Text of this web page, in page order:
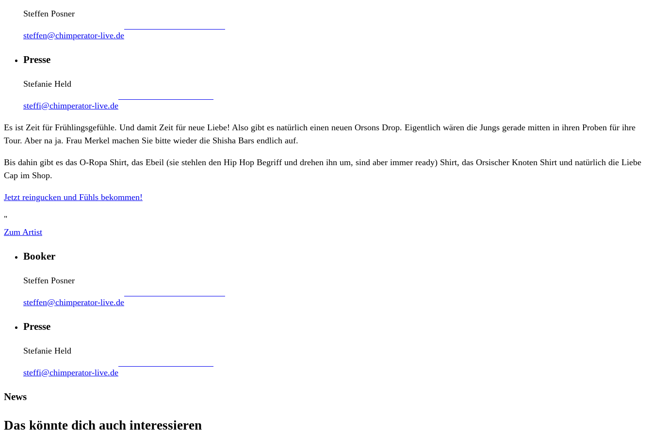
Steffen Posner
steffen@chimperator-live.de
Presse
Stefanie Held
steffi@chimperator-live.de
Es ist Zeit für Frühlingsgefühle. Und damit Zeit für neue Liebe! Also gibt es natürlich einen neuen Orsons Drop. Eigentlich wären die Jungs gerade mitten in ihren Proben für ihre
Tour. Aber na ja. Frau Merkel machen Sie bitte wieder die Shisha Bars endlich auf.
Bis dahin gibt es das O-Ropa Shirt, das Ebeil (sie stehlen den Hip Hop Begriff und drehen ihn um, sind aber immer ready) Shirt, das Orsischer Knoten Shirt und natürlich die Liebe
Cap im Shop.
Jetzt reingucken und Fühls bekommen!
"
Zum Artist
Booker
Steffen Posner
steffen@chimperator-live.de
Presse
Stefanie Held
steffi@chimperator-live.de
News
Das könnte dich auch interessieren